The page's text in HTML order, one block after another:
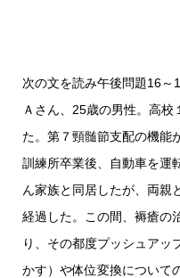
次の文を読み午後問題16～
Ａさん、25歳の男性。高校
た。第７頸髄節支配の機能
訓練所卒業後、自動車を運
ん家族と同居したが、両親
経過した。この間、褥瘡の
り、その都度プッシュアッ
かす）や体位変換について